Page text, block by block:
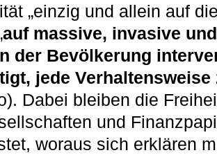
„einzig und allein auf
auf massive, invasive
der Bevölkerung
jede Verhaltensweise
Dabei bleiben die
und
woraus sich erklären